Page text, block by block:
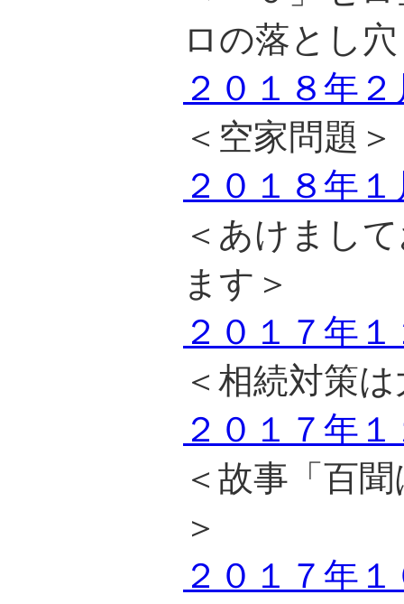
ロの落とし
２０１８年
＜空家問題＞
２０１８年
＜あけまし
ます＞
２０１７年
＜相続対策
２０１７年
＜故事「百
＞
２０１７年